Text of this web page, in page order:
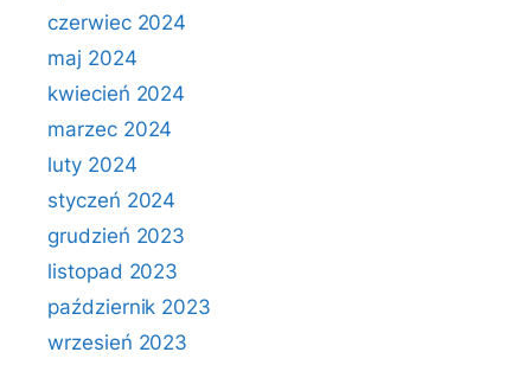
czerwiec 2024
maj 2024
kwiecień 2024
marzec 2024
luty 2024
styczeń 2024
grudzień 2023
listopad 2023
październik 2023
wrzesień 2023